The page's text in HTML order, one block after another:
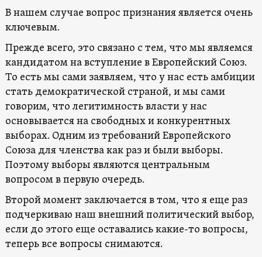
В нашем случае вопрос признания является очень
ключевым.
Прежде всего, это связано с тем, что мы являемся
кандидатом на вступление в Европейский Союз.
То есть мы сами заявляем, что у нас есть амбиции
стать демократической страной, и мы сами
говорим, что легитимность власти у нас
основывается на свободных и конкурентных
выборах. Одним из требований Европейского
Союза для членства как раз и были выборы.
Поэтому выборы являются центральным
вопросом в первую очередь.
Второй момент заключается в том, что я еще раз
подчеркиваю наш внешний политический выбор,
если до этого еще оставались какие-то вопросы,
теперь все вопросы снимаются.